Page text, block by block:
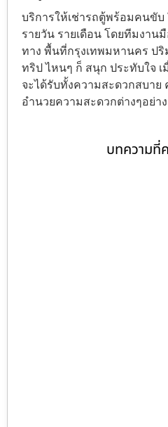
บริการให้เช่ารถตู้พร้อมคนขับ
รายวัน รายเดือน โดยทีมงา
ทาง พื้นที่กรุงเทพมหานคร ป
ทริป ไหนๆ ก็ สนุก ประทับใจ เ
จะได้รับทั้งความสะดวกสบา
อำนวยความสะดวกต่างๆอย่า
บทความที่